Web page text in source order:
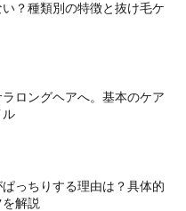
？種類別の特徴と抜け毛ケ
ロングヘアへ。基本のケア
ル
っちりする理由は？具体的
を解説